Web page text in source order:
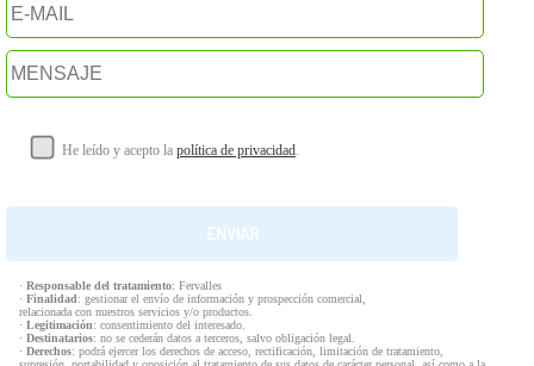
He leído y acepto la política de privacidad.
· Responsable del tratamiento: Fervalles
· Finalidad: gestionar el envío de información y prospección comercial,
relacionada con nuestros servicios y/o productos.
· Legitimación: consentimiento del interesado.
· Destinatarios: no se cederán datos a terceros, salvo obligación legal.
· Derechos: podrá ejercer los derechos de acceso, rectificación, limitación de tratamiento,